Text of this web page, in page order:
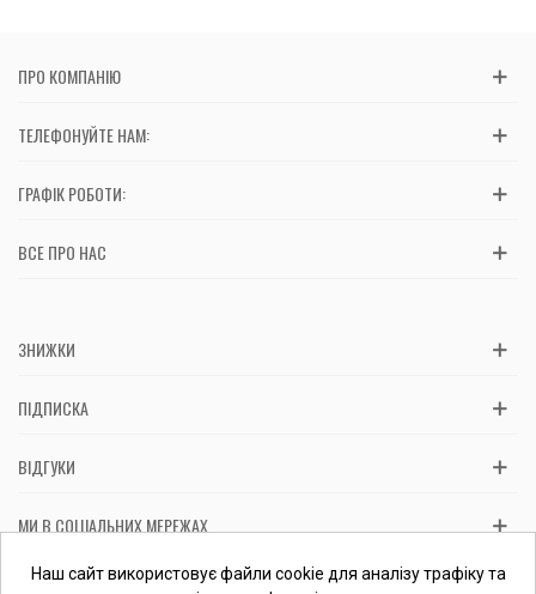
ПРО КОМПАНІЮ
ТЕЛЕФОНУЙТЕ НАМ:
ГРАФІК РОБОТИ:
ВСЕ ПРО НАС
ЗНИЖКИ
ПІДПИСКА
ВІДГУКИ
МИ В СОЦІАЛЬНИХ МЕРЕЖАХ
Вас обслуговує: ФОП Косташ С.І., номер запису в ЄДР 2 673 000
Наш сайт використовує файли cookie для аналізу трафіку та